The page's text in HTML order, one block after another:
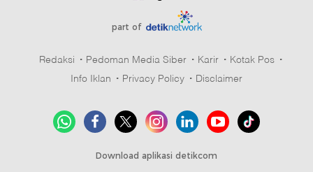
part of
Redaksi Pedoman Media Siber Karir
Kotak Pos
Info Iklan
Privacy Policy Disclaimer
Download aplikasi detikcom